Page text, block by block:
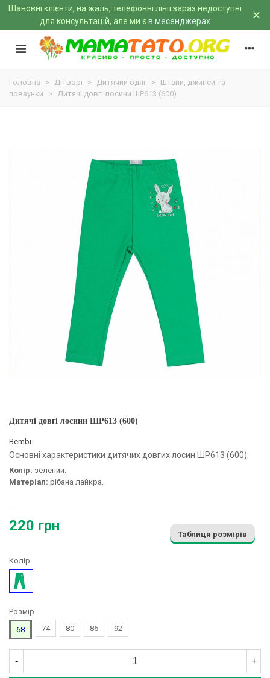
Шановні клієнти, на жаль, телефонні лінії зараз недоступні
для консультацій, але ми єв месенджерах ×
Головна > Дітворі > Дитячий одяг > Штани, джинси та
повзунки
> Дитячі довгі лосини ШР613 (600)
Дитячі довгі лосини ШР613 (600)
Bembi
Основні характеристики дитячих довгих лосин ШР613 (600):
Колір: зелений.
Матеріал: рібана лайкра.
220 грн
Таблиця розмірів
Колір
Зелений
Розмір
68
74 80 86 92
- +